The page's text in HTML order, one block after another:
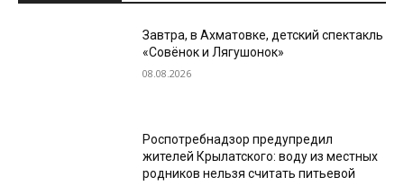
Завтра, в Ахматовке, детский спектакль
«Совёнок и Лягушонок»
08.08.2026
Роспотребнадзор предупредил
жителей Крылатского: воду из местных
родников нельзя считать питьевой